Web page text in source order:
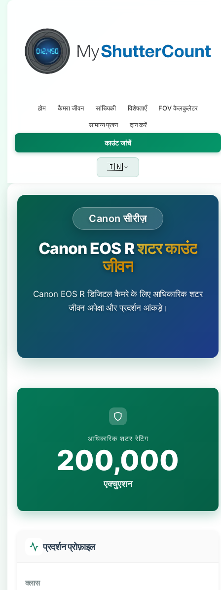
होम कैमरा जीवन सांख्यिकी विशेषताएँ FOV कैलकुलेटर
सामान्य प्रश्न दान करें
काउंट जांचें
🇮🇳
Canon सीरीज़
Canon EOS Rशटर काउंट
जीवन
Canon EOS R डिजिटल कैमरे के लिए आधिकारिक शटर
जीवन अपेक्षा और प्रदर्शन आंकड़े।
आधिकारिक शटर रेटिंग
200,000
एक्चुएशन
प्रदर्शन प्रोफ़ाइल
क्लास